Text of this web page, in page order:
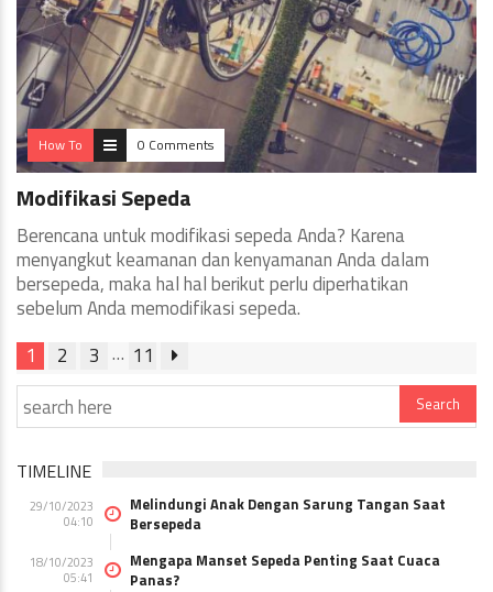
How To 0 Comments
Modifikasi Sepeda
Berencana untuk modifikasi sepeda Anda? Karena
menyangkut keamanan dan kenyamanan Anda dalam
bersepeda, maka hal hal berikut perlu diperhatikan
sebelum Anda memodifikasi sepeda.
1
2 3 … 11
TIMELINE
29/10/2023
04:10
Melindungi Anak Dengan Sarung Tangan Saat
Bersepeda
18/10/2023
05:41
Mengapa Manset Sepeda Penting Saat Cuaca
Panas?